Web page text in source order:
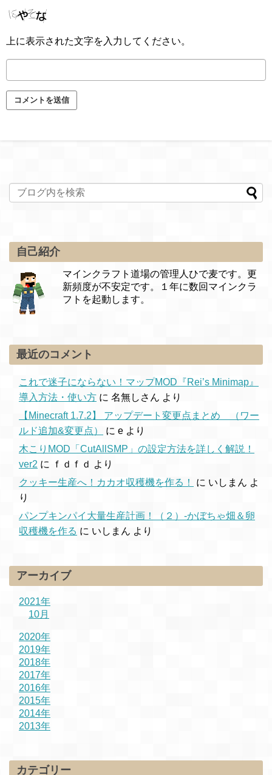
上に表示された文字を入力してください。
自己紹介
マインクラフト道場の管理人ひで麦です。更
新頻度が不安定です。１年に数回マインクラ
フトを起動します。
最近のコメント
これで迷子にならない！マップMOD『Rei’s Minimap』
導入方法・使い方 に 名無しさん より
【Minecraft 1.7.2】 アップデート変更点まとめ （ワー
ルド追加&変更点）
に e より
木こりMOD「CutAllSMP」の設定方法を詳しく解説！
ver2 に ｆｄｆｄ より
クッキー生産へ！カカオ収穫機を作る！
に いしまん よ
り
パンプキンパイ大量生産計画！（２）-かぼちゃ畑＆卵
収穫機を作る に いしまん より
アーカイブ
2021年
10月
2020年
2019年
2018年
2017年
2016年
2015年
2014年
2013年
カテゴリー